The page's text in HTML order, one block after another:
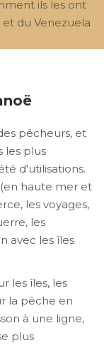
ils les ont
du Venezuela
pêcheurs, et
les plus
d'utilisations.
haute mer et
les voyages,
les
avec les îles
les îles, les
la pêche en
à une ligne,
plus